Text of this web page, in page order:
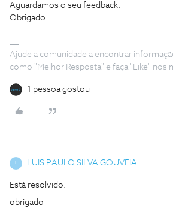
Aguardamos o seu feedback.
Obrigado
Ajude a comunidade a encontrar
como "Melhor Resposta" e faça "Like" nos
1 pessoa gostou
L LUIS PAULO SILVA GOUVEIA
Está resolvido.
obrigado